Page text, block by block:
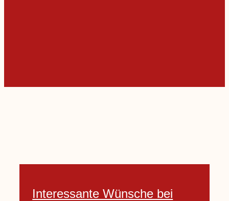
Interessante Wünsche bei